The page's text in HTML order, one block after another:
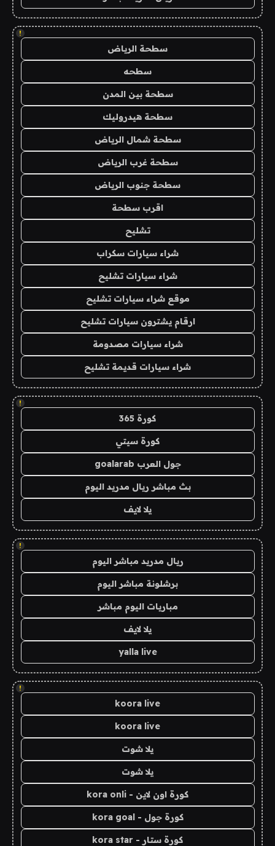
!
سطحة الرياض
سطحه
سطحة بين المدن
سطحة هيدروليك
سطحة شمال الرياض
سطحة غرب الرياض
سطحة جنوب الرياض
اقرب سطحة
تشليح
شراء سيارات سكراب
شراء سيارات تشليح
موقع شراء سيارات تشليح
ارقام يشترون سيارات تشليح
شراء سيارات مصدومة
شراء سيارات قديمة تشليح
!
كورة 365
كورة سيتي
جول العرب goalarab
بث مباشر ريال مدريد اليوم
يلا لايف
!
ريال مدريد مباشر اليوم
برشلونة مباشر اليوم
مباريات اليوم مباشر
يلا لايف
yalla live
!
koora live
koora live
يلا شوت
يلا شوت
كورة اون لاين - kora onli
كورة جول - kora goal
كورة ستار - kora star